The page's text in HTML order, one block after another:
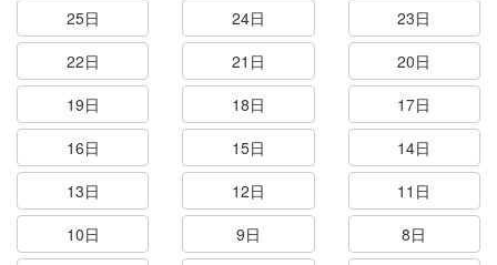
25日
24日
23日
22日
21日
20日
19日
18日
17日
16日
15日
14日
13日
12日
11日
10日
9日
8日